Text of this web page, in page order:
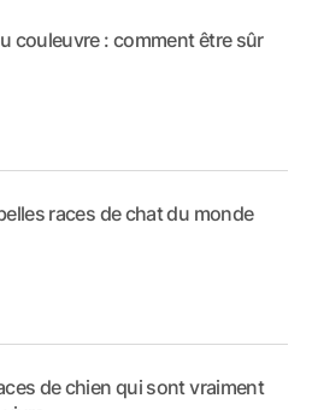
couleuvre : comment être sûr
races de chat du monde
de chien qui sont vraiment